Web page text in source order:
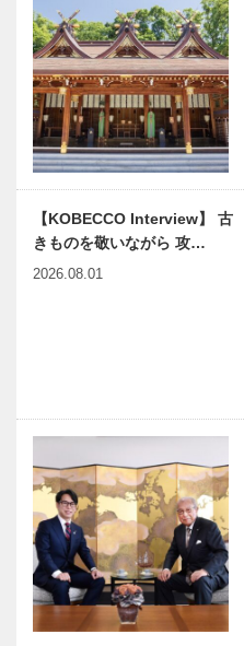
神戸で始まっ
て 神戸で終
る 59
感動に出会う
神戸の「船
旅」
ワムラで〝本
ーフを心ゆく
まで
ひょうご神戸
まちかど学だ
より日本初の
マラソンを復
活 第5回マ
【KOBECCO Interview】 古
きものを敬いながら 攻…
2026.08.01